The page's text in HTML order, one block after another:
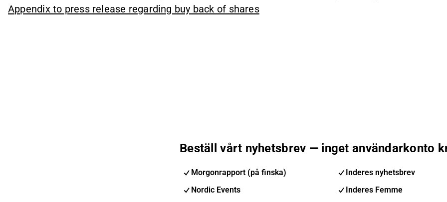
Appendix to press release regarding buy back of shares
Beställ vårt nyhetsbrev — inget användarkonto
Morgonrapport (på finska)
Inderes nyhetsbrev
Nordic Events
Inderes Femme